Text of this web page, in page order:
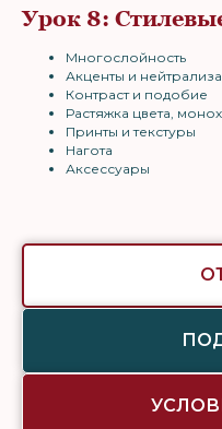
Урок 8:
Многослойность
Акценты и
Контраст и подобие
Растяжка цвета,
Принты и текстуры
Нагота
Аксессуары